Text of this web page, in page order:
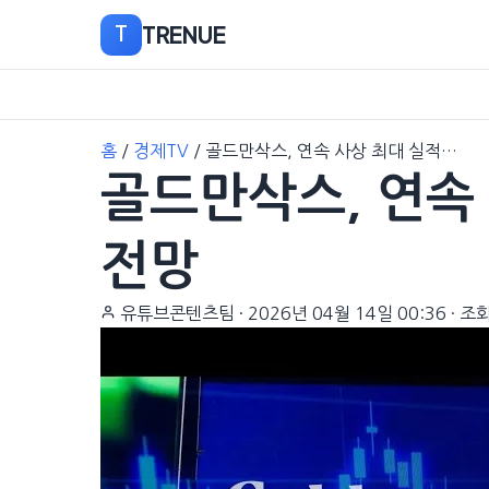
T TRENUE
홈 / 경제TV / 골드만삭스, 연속 사상 최대 실적…
골드만삭스, 연
전망
유튜브콘텐츠팀 · 2026년 04월 14일 00:36 · 조